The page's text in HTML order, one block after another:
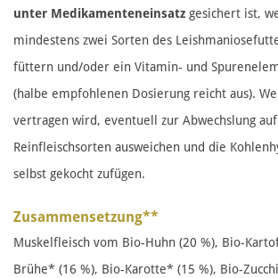
unter Medikamenteneinsatz gesichert ist,
mindestens zwei Sorten des
füttern und/oder ein Vitamin- und
(halbe empfohlenen Dosierung reicht aus).
vertragen wird, eventuell zur Abwechslung
Reinfleischsorten ausweichen und die
selbst gekocht zufügen.
Zusammensetzung**
Muskelfleisch vom Bio-Huhn (20 %), Bio-
Brühe* (16 %), Bio-Karotte* (15 %), Bio-